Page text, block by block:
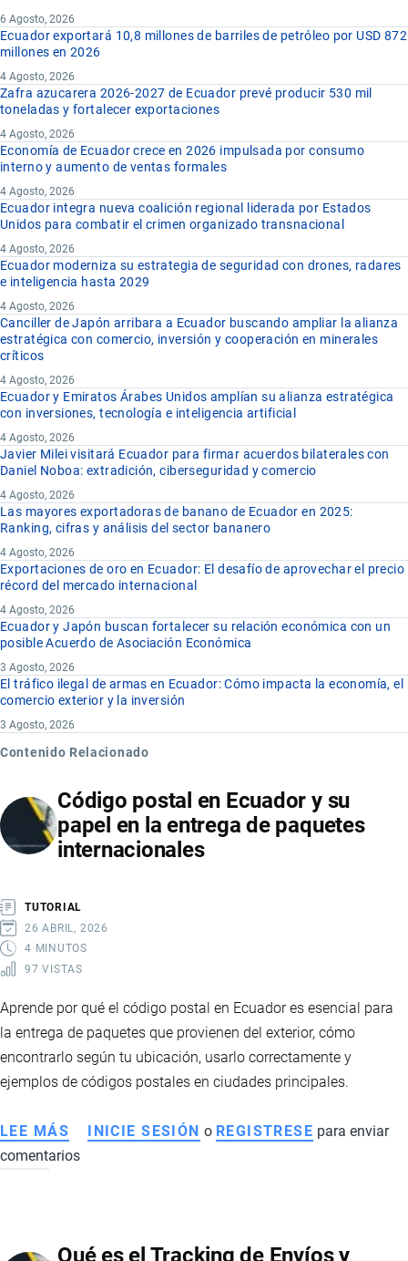
6 Agosto, 2026
Ecuador exportará 10,8 millones de barriles de petróleo por USD 872
millones en 2026
4 Agosto, 2026
Zafra azucarera 2026-2027 de Ecuador prevé producir 530 mil
toneladas y fortalecer exportaciones
4 Agosto, 2026
Economía de Ecuador crece en 2026 impulsada por consumo
interno y aumento de ventas formales
4 Agosto, 2026
Ecuador integra nueva coalición regional liderada por Estados
Unidos para combatir el crimen organizado transnacional
4 Agosto, 2026
Ecuador moderniza su estrategia de seguridad con drones, radares
e inteligencia hasta 2029
4 Agosto, 2026
Canciller de Japón arribara a Ecuador buscando ampliar la alianza
estratégica con comercio, inversión y cooperación en minerales
críticos
4 Agosto, 2026
Ecuador y Emiratos Árabes Unidos amplían su alianza estratégica
con inversiones, tecnología e inteligencia artificial
4 Agosto, 2026
Javier Milei visitará Ecuador para firmar acuerdos bilaterales con
Daniel Noboa: extradición, ciberseguridad y comercio
4 Agosto, 2026
Las mayores exportadoras de banano de Ecuador en 2025:
Ranking, cifras y análisis del sector bananero
4 Agosto, 2026
Exportaciones de oro en Ecuador: El desafío de aprovechar el precio
récord del mercado internacional
4 Agosto, 2026
Ecuador y Japón buscan fortalecer su relación económica con un
posible Acuerdo de Asociación Económica
3 Agosto, 2026
El tráfico ilegal de armas en Ecuador: Cómo impacta la economía, el
comercio exterior y la inversión
3 Agosto, 2026
Contenido Relacionado
Código postal en Ecuador y su
papel en la entrega de paquetes
internacionales
TUTORIAL
26 ABRIL, 2026
4 MINUTOS
97 VISTAS
Aprende por qué el código postal en Ecuador es esencial para
la entrega de paquetes que provienen del exterior, cómo
encontrarlo según tu ubicación, usarlo correctamente y
ejemplos de códigos postales en ciudades principales.
LEE MÁS SOBRE
CÓDIGO
Y
INICIE SESIÓN o REGISTRESE para enviar
comentarios
Qué es el Tracking de Envíos y